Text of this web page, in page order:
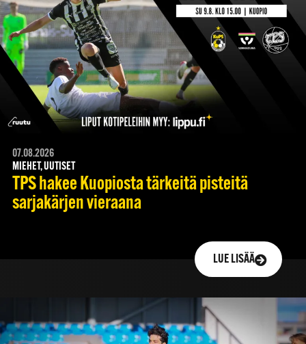
07.08.2026
MIEHET, UUTISET
TPS hakee Kuopiosta tärkeitä pisteitä
sarjakärjen vieraana
LUE LISÄÄ